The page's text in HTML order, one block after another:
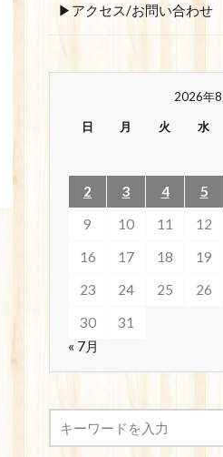
▶アクセス/お問い合わせ
2026年8
日 月 火 水
2
3 4 5
9
10 11 12
16
17 18 19
23
24 25 26
30
31
« 7月